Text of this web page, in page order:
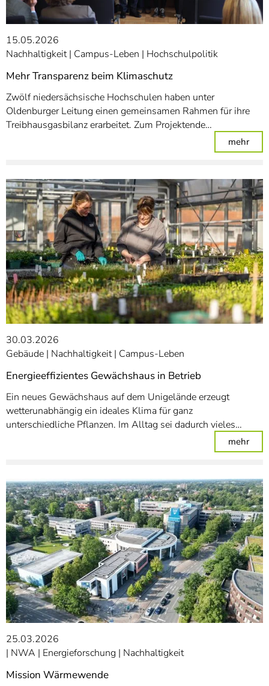
15.05.2026
Nachhaltigkeit Campus-Leben Hochschulpolitik
Mehr Transparenz beim Klimaschutz
Zwölf niedersächsische Hochschulen haben unter
Oldenburger Leitung einen gemeinsamen Rahmen für ihre
Treibhausgasbilanz erarbeitet. Zum Projektende…
mehr:
30.03.2026
Gebäude Nachhaltigkeit Campus-Leben
Energieeffizientes Gewächshaus in Betrieb
Ein neues Gewächshaus auf dem Unigelände erzeugt
wetterunabhängig ein ideales Klima für ganz
unterschiedliche Pflanzen. Im Alltag sei dadurch vieles…
mehr:
25.03.2026
NWA
Energieforschung Nachhaltigkeit
Mission Wärmewende